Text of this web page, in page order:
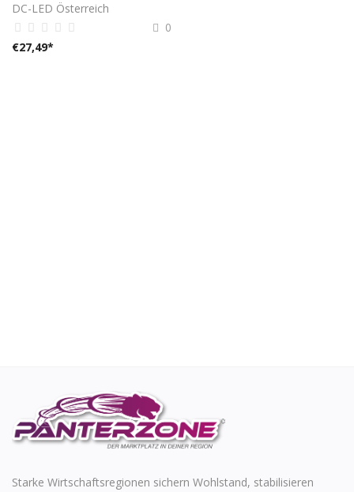
DC-LED Österreich
0
€27,49*
Starke Wirtschaftsregionen sichern Wohlstand, stabilisieren